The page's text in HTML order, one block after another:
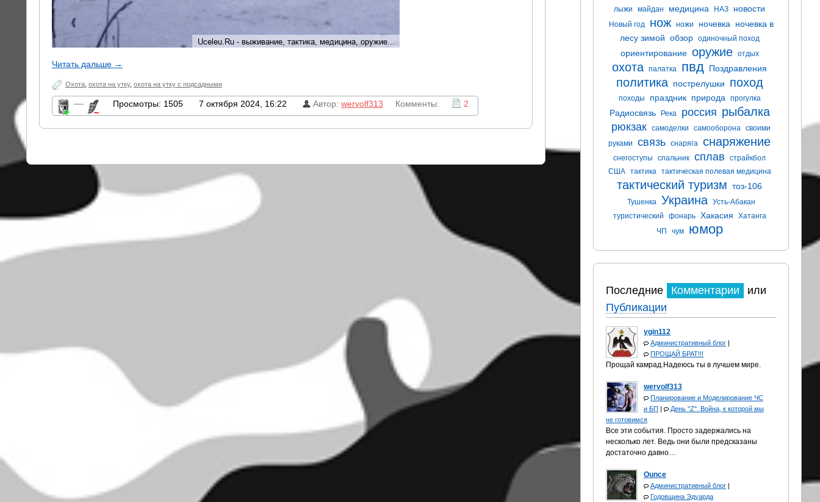
лыжи майдан медицина НАЗ новости
Новый год нож ножи ночевка
ночевка в
лесу зимой обзор одиночный поход
ориентирование оружие отдых
охота палатка пвд Поздравления
политика пострелушки поход
походы праздник природа прогулка
Радиосвязь Река россия рыбалка
рюкзак самоделки самооборона своими
руками
связь снаряга снаряжение
снегоступы спальник сплав
страйкбол
США
тактика тактическая полевая медицина
тактический туризм тоз-106
Тушенка Украина
Усть-Абакан
туристический
фонарь Хакасия
Хатанга
ЧП
чум юмор
Последние Комментарии
или
Публикации
ygin112
Административный блог |
ПРОЩАЙ БРАТ!!!
Прощай камрад.Надеюсь ты в лучшем мире.
wervolf313
Планирование и Моделирование ЧС
и БП |
День "Z". Война, к которой мы
не готовимся
Все эти события. Просто задержались на
несколько лет. Ведь они были предсказаны
достаточно давно…
Ounce
Административный блог |
Годовщина Эдуарда
Читать дальше →
Охота, охота на утку, охота на утку с подсадными
— Просмотры: 1505 7 октября 2024, 16:22 Автор: wervolf313 Комменты: 2